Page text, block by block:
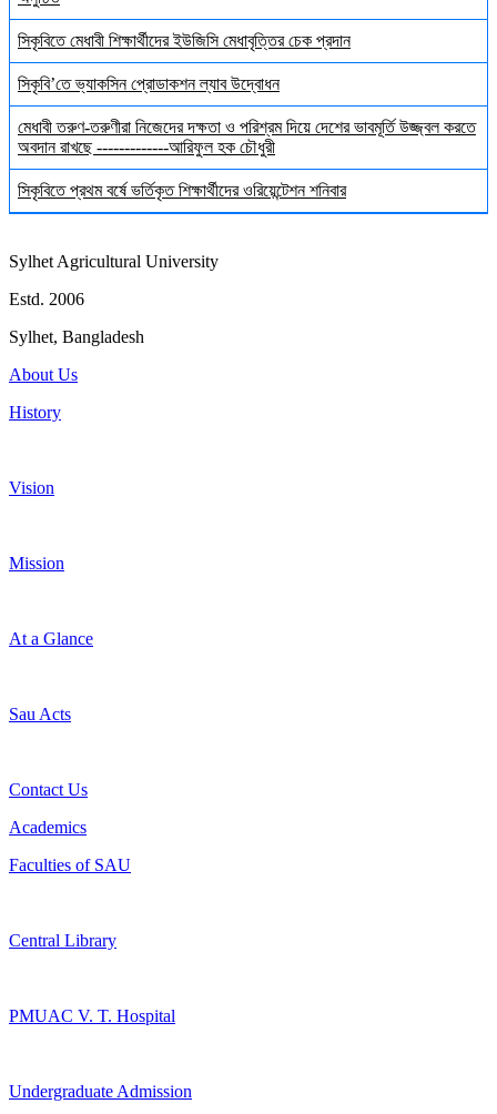
সিকৃবিতে মেধাবী শিক্ষার্থীদের ইউজিসি মেধাবৃত্তির চেক প্রদান
সিকৃবি’তে ভ্যাকসিন প্রোডাকশন ল্যাব উদ্বোধন
মেধাবী তরুণ-তরুণীরা নিজেদের দক্ষতা ও পরিশ্রম দিয়ে দেশের ভাবমূর্তি উজ্জ্বল করতে
অবদান রাখছে -------------আরিফুল হক চৌধুরী
সিকৃবিতে প্রথম বর্ষে ভর্তিকৃত শিক্ষার্থীদের ওরিয়েন্টেশন শনিবার
Sylhet Agricultural University
Estd. 2006
Sylhet, Bangladesh
About Us
History
Vision
Mission
At a Glance
Sau Acts
Contact Us
Academics
Faculties of SAU
Central Library
PMUAC V. T. Hospital
Undergraduate Admission